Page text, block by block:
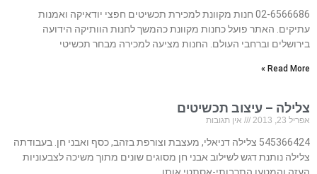
02-6566686 חנות מקוונת למכירת תכשיטים חפצי יודאיקה ואמנות
עתיקים. האתר פועל כחנות מקוונת כהמשך לחנות הוותיקה הידועה
בירושלים וברחבי העולם. החנות מציעה למכירה מבחר תכשיטי
Read More »
צלילה – עיצוב תכשיטים
אפריל 23, 2013 אין תגובות
545366424 צלילה דניאלי, מעצבת וצורפת בזהב, כסף ואבני חן. בעבודתה
צלילה נותנת דגש לשילוב אבני חן מסוגים שונים מתוך משיכה לצבעוניות